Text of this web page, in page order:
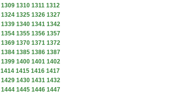
1309 1310 1311 1312
1324 1325 1326 1327
1339 1340 1341 1342
1354 1355 1356 1357
1369 1370 1371 1372
1384 1385 1386 1387
1399 1400 1401 1402
1414 1415 1416 1417
1429 1430 1431 1432
1444 1445 1446 1447